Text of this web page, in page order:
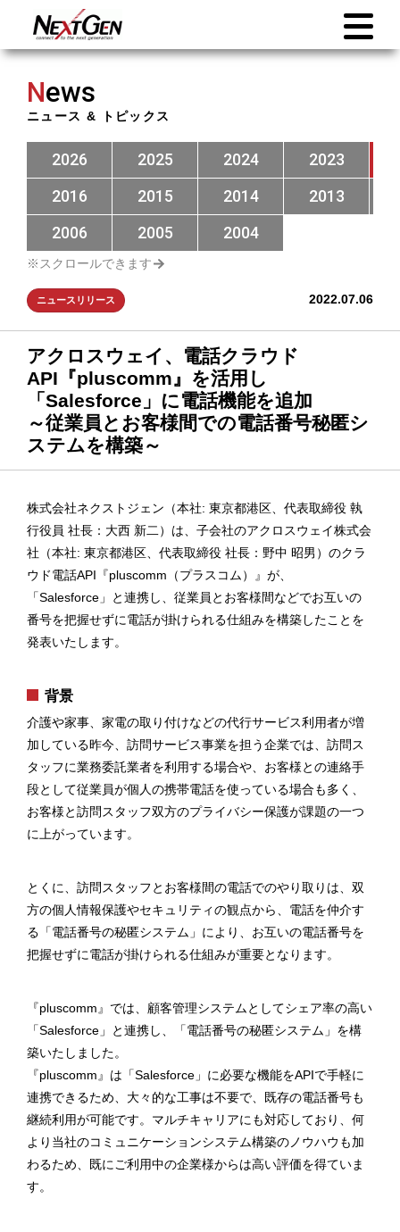
News
ニュース & トピックス
2026 2025 2024 2023
2016
2015 2014 2013
2006
2005 2004
ニュースリリース 2022.07.06
アクロスウェイ、電話クラウド
API『pluscomm』を活用し
「Salesforce」に電話機能を追加
～従業員とお客様間での電話番号秘匿シ
ステムを構築～
株式会社ネクストジェン（本社: 東京都港区、代表取締役 執
行役員 社長：大西 新二）は、子会社のアクロスウェイ株式会
社（本社: 東京都港区、代表取締役 社長：野中 昭男）のクラ
ウド電話API『pluscomm（プラスコム）』が、
「Salesforce」と連携し、従業員とお客様間などでお互いの
番号を把握せずに電話が掛けられる仕組みを構築したことを
発表いたします。
背景
介護や家事、家電の取り付けなどの代行サービス利用者が増
加している昨今、訪問サービス事業を担う企業では、訪問ス
タッフに業務委託業者を利用する場合や、お客様との連絡手
段として従業員が個人の携帯電話を使っている場合も多く、
お客様と訪問スタッフ双方のプライバシー保護が課題の一つ
に上がっています。
とくに、訪問スタッフとお客様間の電話でのやり取りは、双
方の個人情報保護やセキュリティの観点から、電話を仲介す
る「電話番号の秘匿システム」により、お互いの電話番号を
把握せずに電話が掛けられる仕組みが重要となります。
『pluscomm』では、顧客管理システムとしてシェア率の高い
「Salesforce」と連携し、「電話番号の秘匿システム」を構
築いたしました。
『pluscomm』は「Salesforce」に必要な機能をAPIで手軽に
連携できるため、大々的な工事は不要で、既存の電話番号も
継続利用が可能です。マルチキャリアにも対応しており、何
より当社のコミュニケーションシステム構築のノウハウも加
わるため、既にご利用中の企業様からは高い評価を得ていま
す。